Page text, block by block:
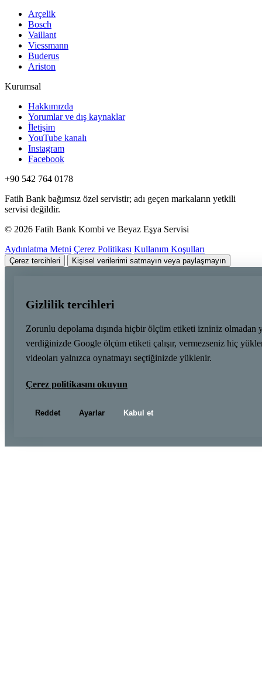
Arçelik
Bosch
Vaillant
Viessmann
Buderus
Ariston
Kurumsal
Hakkımızda
Yorumlar ve dış kaynaklar
İletişim
YouTube kanalı
Instagram
Facebook
+90 542 764 0178
Fatih Bank bağımsız özel servistir; adı geçen markaların yetkili
servisi değildir.
© 2026 Fatih Bank Kombi ve Beyaz Eşya Servisi
Aydınlatma Metni Çerez Politikası Kullanım Koşulları
Çerez tercihleri Kişisel verilerimi satmayın veya paylaşmayın
Gizlilik tercihleri
Zorunlu depolama dışında hiçbir ölçüm etiketi izniniz olmadan
verdiğinizde Google ölçüm etiketi çalışır, vermezseniz hiç
videoları yalnızca oynatmayı seçtiğinizde yüklenir.
Çerez politikasını okuyun
Reddet Ayarlar Kabul et